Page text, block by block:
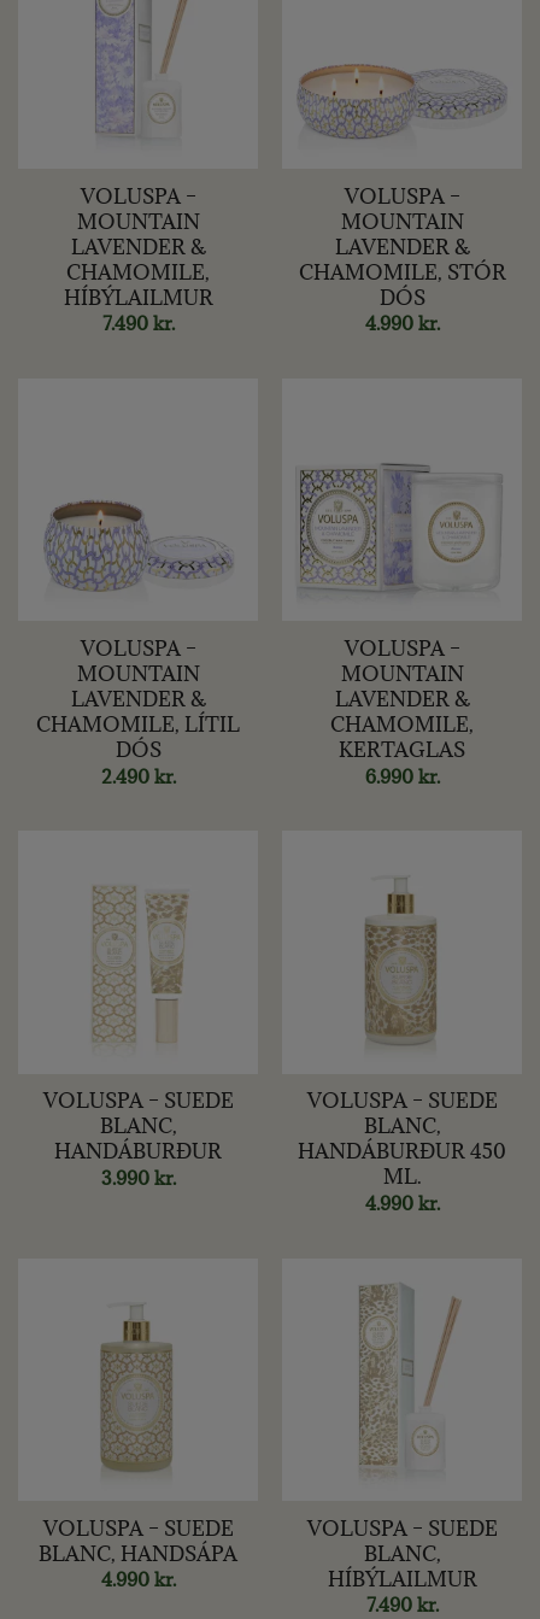
VOLUSPA –
MOUNTAIN
LAVENDER &
CHAMOMILE,
HÍBÝLAILMUR
7.490 kr.
VOLUSPA –
MOUNTAIN
LAVENDER &
CHAMOMILE, STÓR
DÓS
4.990 kr.
VOLUSPA –
MOUNTAIN
LAVENDER &
CHAMOMILE, LÍTIL
DÓS
2.490 kr.
VOLUSPA –
MOUNTAIN
LAVENDER &
CHAMOMILE,
KERTAGLAS
6.990 kr.
VOLUSPA – SUEDE
BLANC,
HANDÁBURÐUR
3.990 kr.
VOLUSPA – SUEDE
BLANC,
HANDÁBURÐUR 450
ML.
4.990 kr.
VOLUSPA – SUEDE
BLANC, HANDSÁPA
4.990 kr.
VOLUSPA – SUEDE
BLANC,
HÍBÝLAILMUR
7.490 kr.